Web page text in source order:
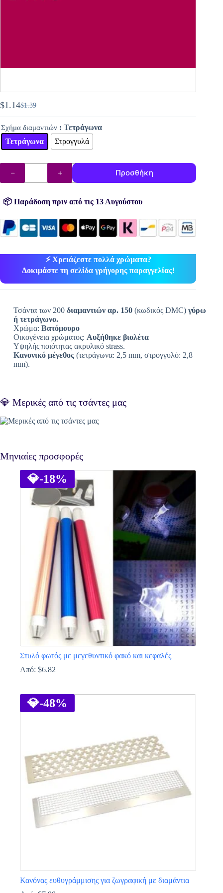
$1.39
Original
price
was:
$1.39.
$1.14Η
τρέχουσα
τιμή
είναι:
$1.14.
Σχήμα διαμαντιών : Τετράγωνα
Τετράγωνα
Στρογγυλά
DMC
διαμάντια
(χάντρες)
150
Προσθήκη
📦 Παράδοση πριν από τις 13 Αυγούστου
⚡ Χρειάζεστε πολλά χρώματα?
Δοκιμάστε τη σελίδα γρήγορης παραγγελίας!
Τσάντα των 200 διαμαντιών αρ. 150(κωδικός DMC) γύρω
ή τετράγωνο.
Χρώμα: Βατόμουρο
Οικογένεια χρώματος: Αυξήθηκε βιολέτα
Υψηλής ποιότητας ακρυλικό strass.
Κανονικό μέγεθος(τετράγωνα: 2,5 mm, στρογγυλό: 2,8
mm).
💎 Μερικές από τις τσάντες μας
Μηνιαίες προσφορές
💎-18%
Στυλό φωτός με μεγεθυντικό φακό και κεφαλές
Από: $6.82
το
προϊόν
έχει
μπορούν
να
επιλεγούν
στη
προϊόντος
💎-48%
Κανόνας ευθυγράμμισης για ζωγραφική με διαμάντια